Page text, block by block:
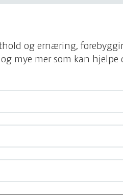
og ernæring,
mye mer som kan hjelpe